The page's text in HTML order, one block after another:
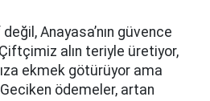
Anayasa’nın güvence
Çiftçimiz alın teriyle üretiyor,
ekmek götürüyor ama
Geciken ödemeler, artan